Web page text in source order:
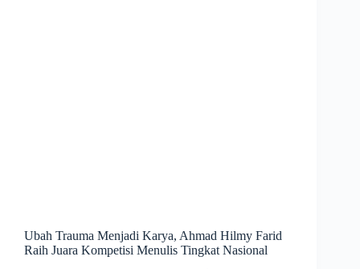
Ubah Trauma Menjadi Karya, Ahmad Hilmy Farid
Raih Juara Kompetisi Menulis Tingkat Nasional